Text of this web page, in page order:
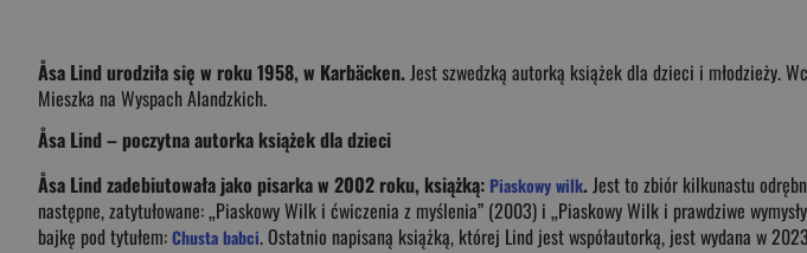
Åsa Lind urodziła się w roku 1958, w Karbäcken.Jest szwedzką autorką książek dla dzieci i młodzieży.
Mieszka na Wyspach Alandzkich.
Åsa Lind – poczytna autorka książek dla dzieci
Åsa Lind zadebiutowała jako pisarka w 2002 roku, książką: Piaskowy wilk.Jest to zbiór kilkunastu
następne, zatytułowane: „Piaskowy Wilk i ćwiczenia z myślenia” (2003) i „Piaskowy Wilk i prawdziwe
bajkę pod tytułem:Chusta babci. Ostatnio napisaną książką, której Lind jest współautorką, jest wydana w